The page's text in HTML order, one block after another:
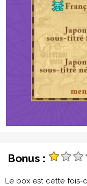
Bonus :
Le box est cette fois-